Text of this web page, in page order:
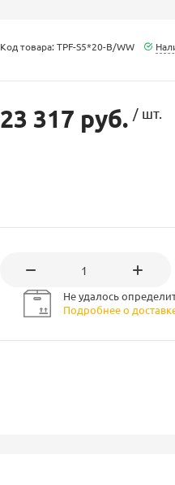
Код товара: TPF-S5*20-B/WW
23 317 руб. / шт.
Не удалось
Подробнее о